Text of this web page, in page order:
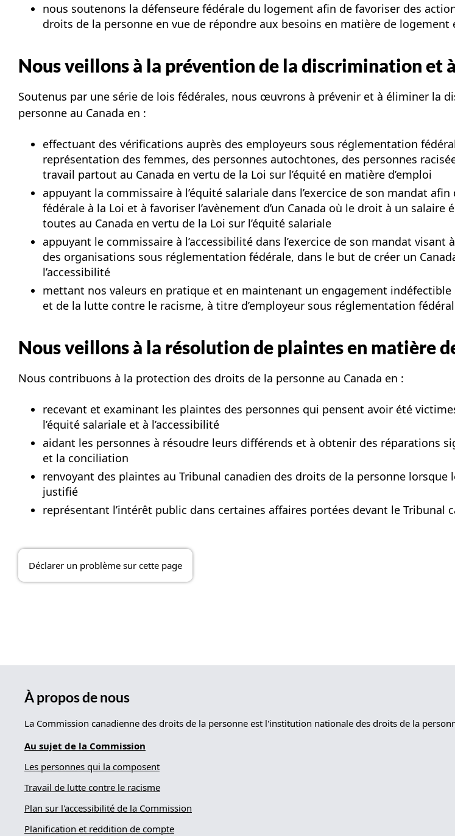
nous soutenons la défenseure fédérale du logement afin de favoriser des
droits de la personne en vue de répondre aux besoins en matière de
Nous veillons à la prévention de la discrimination et
Soutenus par une série de lois fédérales, nous œuvrons à prévenir et à éliminer la
personne au Canada en :
effectuant des vérifications auprès des employeurs sous réglementation
représentation des femmes, des personnes autochtones, des personnes
travail partout au Canada en vertu de la Loi sur l’équité en matière d’emploi
appuyant la commissaire à l’équité salariale dans l’exercice de son mandat
fédérale à la Loi et à favoriser l’avènement d’un Canada où le droit à un
toutes au Canada en vertu de la Loi sur l’équité salariale
appuyant le commissaire à l’accessibilité dans l’exercice de son mandat
des organisations sous réglementation fédérale, dans le but de créer un
l’accessibilité
mettant nos valeurs en pratique et en maintenant un engagement indéfectible
et de la lutte contre le racisme, à titre d’employeur sous réglementation
Nous veillons à la résolution de plaintes en matière
Nous contribuons à la protection des droits de la personne au Canada en :
recevant et examinant les plaintes des personnes qui pensent avoir été
l’équité salariale et à l’accessibilité
aidant les personnes à résoudre leurs différends et à obtenir des réparations
et la conciliation
renvoyant des plaintes au Tribunal canadien des droits de la personne
justifié
représentant l’intérêt public dans certaines affaires portées devant le
Déclarer un problème sur cette page
À propos de nous
La Commission canadienne des droits de la personne est l'institution nationale des droits de la
Au sujet de la Commission
Les personnes qui la composent
Travail de lutte contre le racisme
Plan sur l'accessibilité de la Commission
Planification et reddition de compte